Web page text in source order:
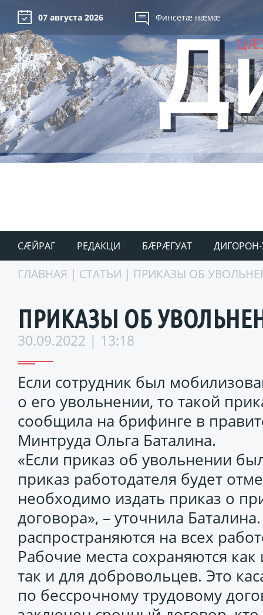
07 августа 2026 Финсетæ нæмæ
СÆЙРАГ РЕДАКЦИ БÆРÆГУАТ ДИГОРОН-
ГЛАВНАЯ | СТАТЬИ | ПРИКАЗЫ ОБ
ПРИКАЗЫ ОБ
30.09.2022 | 13:18
Если сотрудник был
о его увольнении, то такой
сообщила на брифинге в
Минтруда Ольга Баталина.
«Если приказ об увольнении
приказ работодателя будет
необходимо издать приказ о
договора», – уточнила
распространяются на всех
Рабочие места сохраняются
так и для добровольцев. Это
по бессрочному трудовому